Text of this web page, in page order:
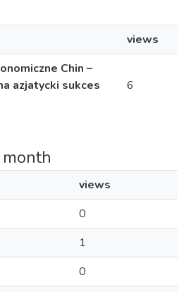
views
Chin –
azjatycki sukces
6
views
0
1
0